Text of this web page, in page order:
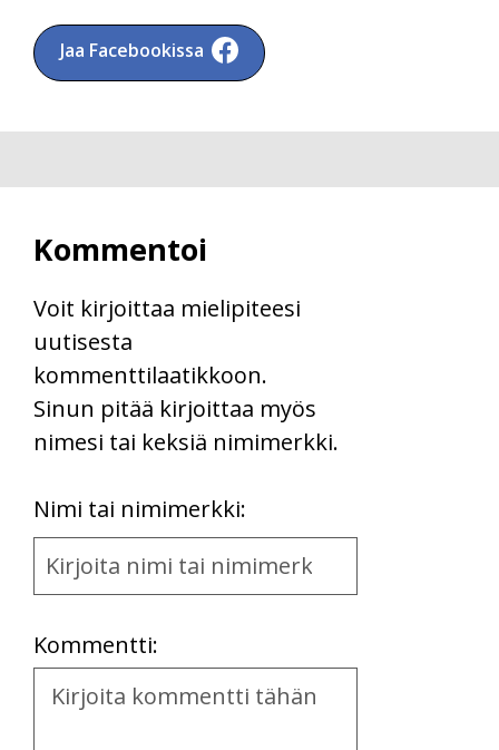
Jaa Facebookissa
Kommentoi
Voit kirjoittaa mielipiteesi
uutisesta
kommenttilaatikkoon.
Sinun pitää kirjoittaa myös
nimesi tai keksiä nimimerkki.
Nimi tai nimimerkki:
Name
and
Kommentti:
Kommentti